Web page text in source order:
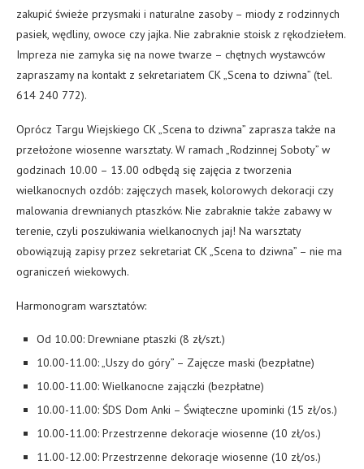
zakupić świeże przysmaki i naturalne zasoby – miody z rodzinnych
pasiek, wędliny, owoce czy jajka. Nie zabraknie stoisk z rękodziełem.
Impreza nie zamyka się na nowe twarze – chętnych wystawców
zapraszamy na kontakt z sekretariatem CK „Scena to dziwna” (tel.
614 240 772).
Oprócz Targu Wiejskiego CK „Scena to dziwna” zaprasza także na
przełożone wiosenne warsztaty. W ramach „Rodzinnej Soboty” w
godzinach 10.00 – 13.00 odbędą się zajęcia z tworzenia
wielkanocnych ozdób: zajęczych masek, kolorowych dekoracji czy
malowania drewnianych ptaszków. Nie zabraknie także zabawy w
terenie, czyli poszukiwania wielkanocnych jaj! Na warsztaty
obowiązują zapisy przez sekretariat CK „Scena to dziwna” – nie ma
ograniczeń wiekowych.
Harmonogram warsztatów:
Od 10.00: Drewniane ptaszki (8 zł/szt.)
10.00-11.00: „Uszy do góry” – Zajęcze maski (bezpłatne)
10.00-11.00: Wielkanocne zajączki (bezpłatne)
10.00-11.00: ŚDS Dom Anki – Świąteczne upominki (15 zł/os.)
10.00-11.00: Przestrzenne dekoracje wiosenne (10 zł/os.)
11.00-12.00: Przestrzenne dekoracje wiosenne (10 zł/os.)